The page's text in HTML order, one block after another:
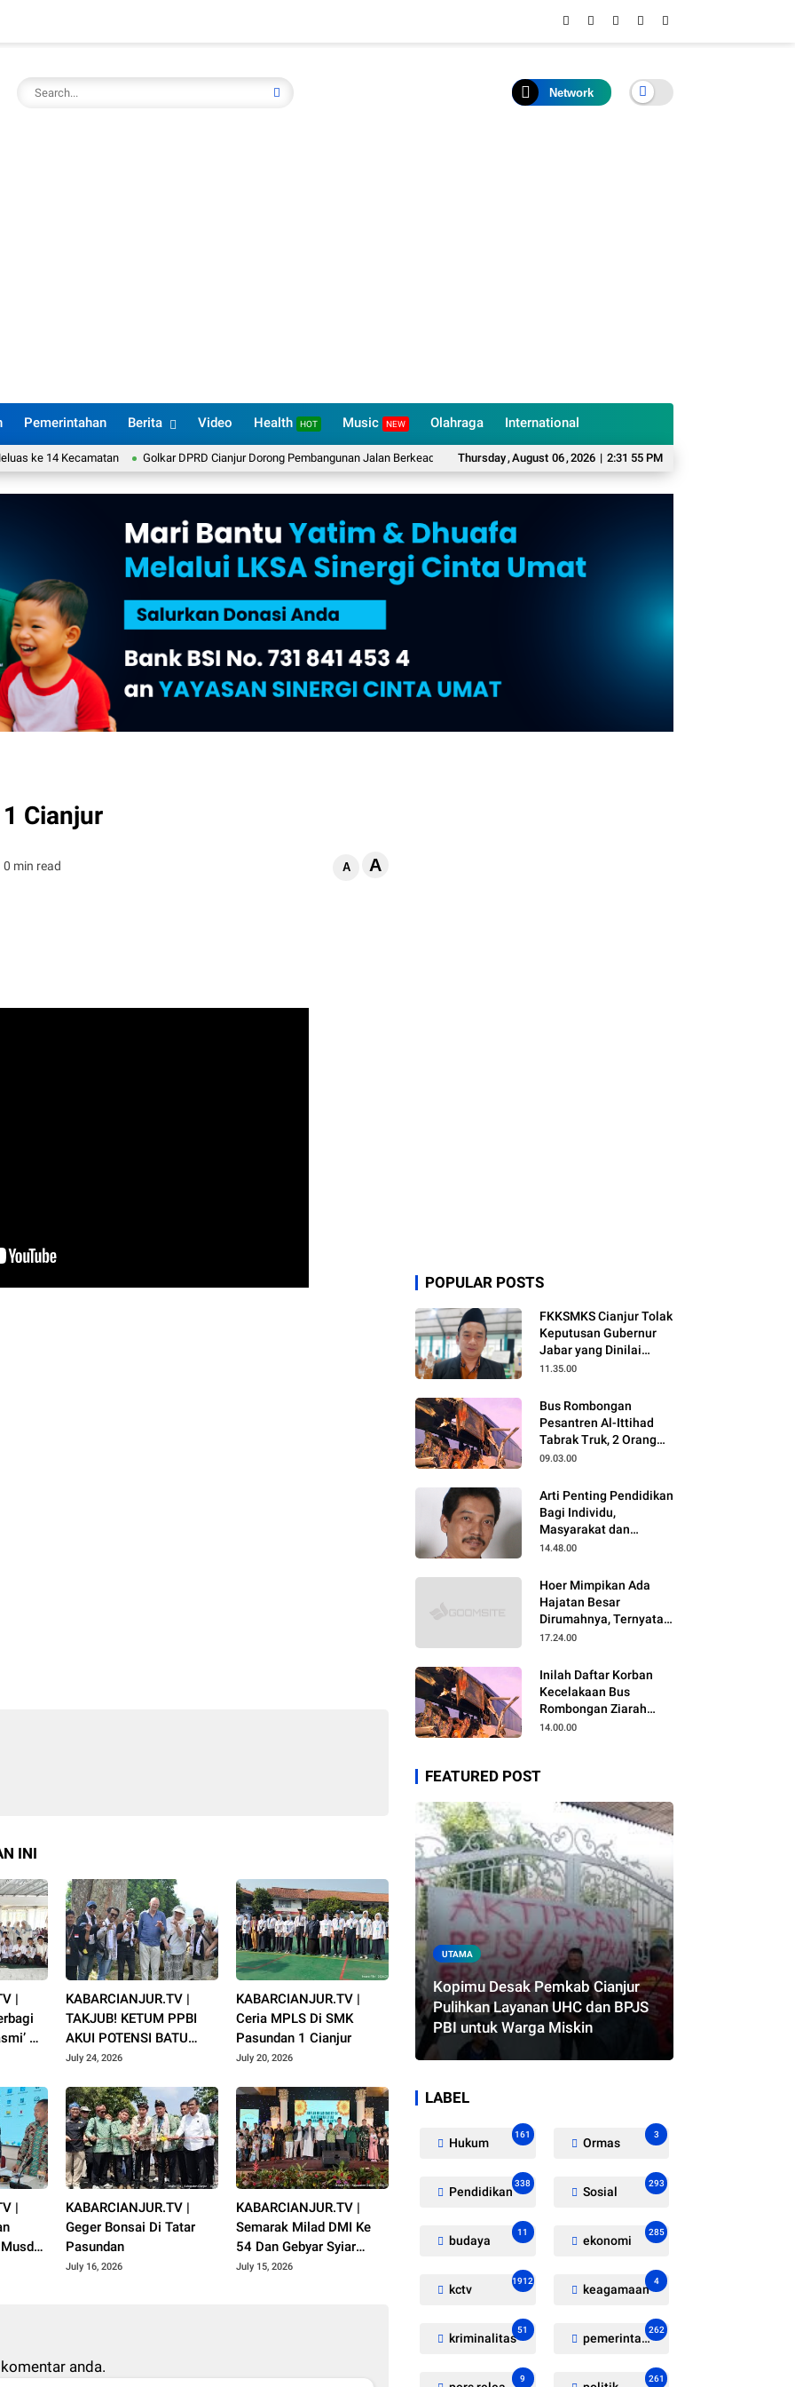
Network
Pemerintahan Berita Video Health HOT Music NEW Olahraga International
Thursday,August 06,2026 | 2:31 55 PM
14 Kecamatan Golkar DPRD Cianjur Dorong Pembangunan Jalan Berkeadilan hingga Wilayah Selatan Kopimu Desak Pemkab Cianjur Pulihkan
Cianjur
0 min read A A
INI
|
Al
KABARCIANJUR.TV |
TAKJUB! KETUM PPBI
AKUI POTENSI BATU
GUNUNG PADANG
July 24, 2026
KABARCIANJUR.TV |
Ceria MPLS Di SMK
Pasundan 1 Cianjur
July 20, 2026
|
KABARCIANJUR.TV |
Geger Bonsai Di Tatar
Pasundan
July 16, 2026
KABARCIANJUR.TV |
Semarak Milad DMI Ke
54 Dan Gebyar Syiar
Muharram 1448 H
July 15, 2026
anda.
POPULAR POSTS
FKKSMKS Cianjur Tolak
Keputusan Gubernur
Jabar yang Dinilai
Merugikan Sekolah
11.35.00
Bus Rombongan
Pesantren Al-Ittihad
Tabrak Truk, 2 Orang
Meninggal Dunia
09.03.00
Arti Penting Pendidikan
Bagi Individu,
Masyarakat dan
Negara
14.48.00
Hoer Mimpikan Ada
Hajatan Besar
Dirumahnya, Ternyata
Anaknya Pulang Dalam
17.24.00
Inilah Daftar Korban
Kecelakaan Bus
Rombongan Ziarah
Walisongo Pesantren
14.00.00
FEATURED POST
UTAMA
Kopimu Desak Pemkab Cianjur
Pulihkan Layanan UHC dan BPJS
PBI untuk Warga Miskin
LABEL
Hukum
161
Ormas
3
Pendidikan
338
Sosial
293
budaya
11
ekonomi
285
kctv
1912
keagamaan
4
kriminalitas
51
pemerintahan
262
9 261